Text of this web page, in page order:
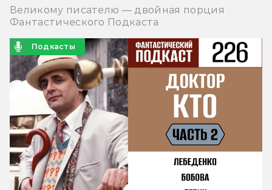
Великому писателю — двойная порция
Фантастического Подкаста
Подкасты